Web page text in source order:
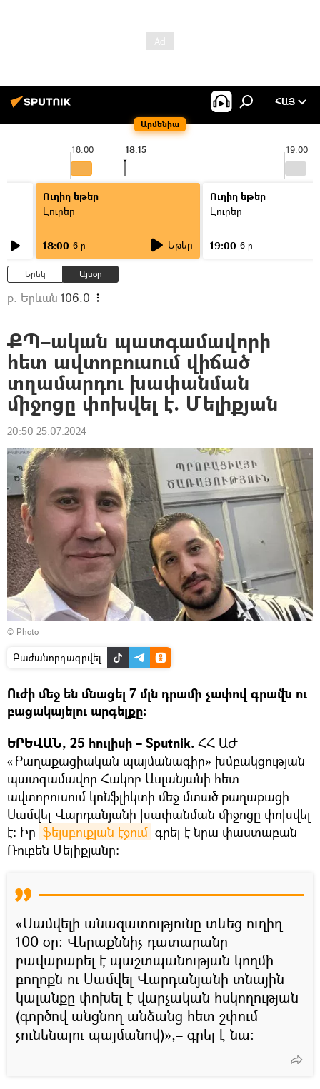
Արմենիա
ՀԱՅ
18:00 19:00
18:15
Ուղիղ եթեր
Լուրեր
18:00 6 ր Եթեր
Ուղիղ եթեր
Լուրեր
19:00 6 ր
Երեկ Այսօր
ք. Երևան 106.0
ՔՊ–ական պատգամավորի
հետ ավտոբուսում վիճած
տղամարդու խափանման
միջոցը փոխվել է. Մելիքյան
20:50 25.07.2024
© Photo
Բաժանորդագրվել
Ուժի մեջ են մնացել 7 մլն դրամի չափով գրավն ու
բացակայելու արգելքը։
ԵՐԵՎԱՆ, 25 հուլիսի – Sputnik. ՀՀ ԱԺ
«Քաղաքացիական պայմանագիր» խմբակցության
պատգամավոր Հակոբ Ասլանյանի հետ
ավտոբուսում կոնֆլիկտի մեջ մտած քաղաքացի
Սամվել Վարդանյանի խափանման միջոցը փոխվել
է։ Իր ֆեյսբուքյան էջում գրել է նրա փաստաբան
Ռուբեն Մելիքյանը։
«Սամվելի անազատությունը տևեց ուղիղ
100 օր։ Վերաքննիչ դատարանը
բավարարել է պաշտպանության կողմի
բողոքն ու Սամվել Վարդանյանի տնային
կալանքը փոխել է վարչական հսկողության
(գործով անցնող անձանց հետ շփում
չունենալու պայմանով)»,– գրել է նա։